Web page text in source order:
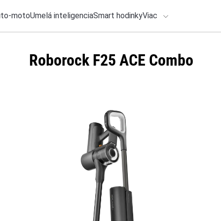
motoUmelá inteligenciaSmart hodinkyViac
BY VÁS ZAUJÍMAŤ
Zadajte frázu pre vyhľadanie
Roborock F25 ACE Combo